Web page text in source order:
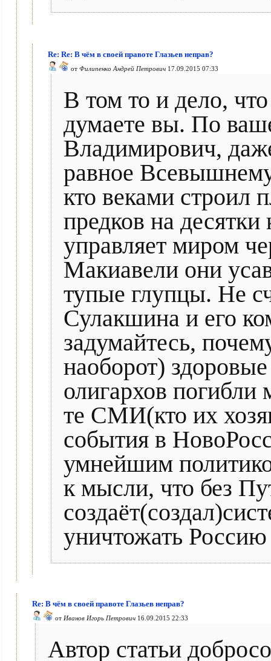
Re: Re: В чём в своей правоте Глазьев неправ?
от Филипенко Андрей Петрович 17.09.2015 07:33
В том то и дело,
думаете вы. По
Владимирович,
равное
кто веками строил
предков на десятки
управляет миром
Макиавели они
тупые глупцы. Не
Сулакшина и его
задумайтесь,
наоборот)
олигархов погибли
те СМИ(кто их
события в
умнейшим
к мысли, что без
уничтожать
Re: В чём в своей правоте Глазьев неправ?
от Иванов Игорь Петрович 16.09.2015 22:33
Автор статьи